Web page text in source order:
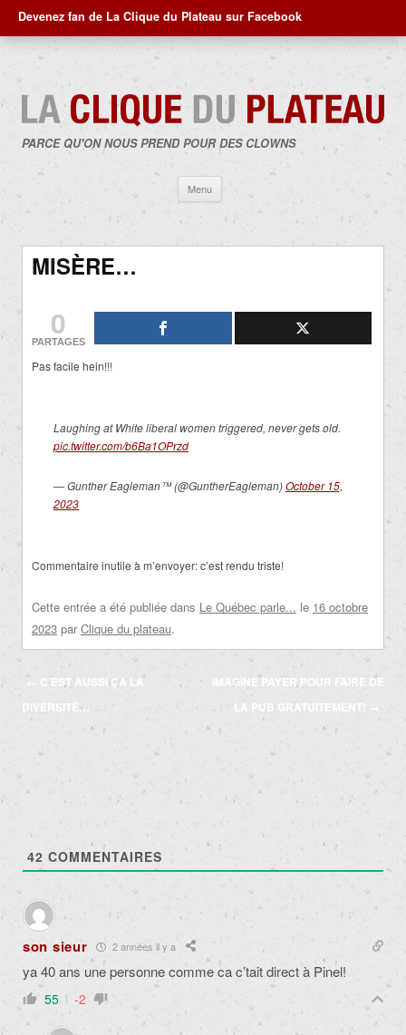
Devenez fan de La Clique du Plateau sur Facebook
PARCE QU'ON NOUS PREND POUR DES CLOWNS
Menu
contenu
MISÈRE…
0
PARTAGES
Pas facile hein!!!
Laughing at White liberal women triggered, never gets old.
pic.twitter.com/b6Ba1OPrzd
— Gunther Eagleman™ (@GuntherEagleman)October 15,
2023
Commentaire inutile à m’envoyer: c’est rendu triste!
Cette entrée a été publiée dans Le Québec parle... le 16 octobre
2023 par Clique du plateau.
Navigation
des
←
C’EST AUSSI ÇA LA
DIVERSITÉ…
IMAGINE PAYER POUR FAIRE DE
LA PUB GRATUITEMENT!
→
42 COMMENTAIRES
son sieur 2 années il y a
ya 40 ans une personne comme ca c’tait direct à Pinel!
55 -2